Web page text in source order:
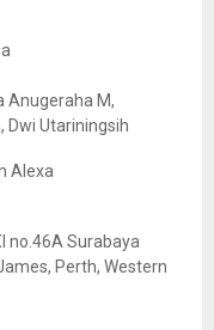
Anugeraha M,
Dwi Utariningsih
Alexa
no.46A Surabaya
Perth, Western